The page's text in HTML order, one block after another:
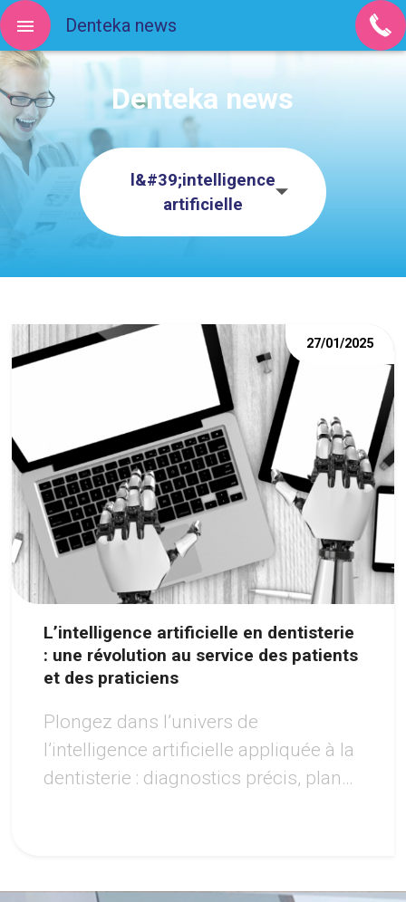
Denteka news
l&#39;intelligence
artificielle
L’intelligence artificielle en dentisterie
: une révolution au service des patients
et des praticiens
27/01/2025
Plongez dans l’univers de
l’intelligence artificielle appliquée à la
dentisterie : diagnostics précis, plans
Denteka news